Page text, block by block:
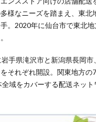
様なニーズを踏まえ、東北
。2020年に仙台市で東北
手県滝沢市と新潟県長岡
それぞれ開設。関東地方の
全域をカバーする配送ネッ